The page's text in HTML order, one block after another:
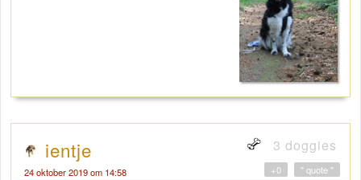
ientje 3 doggies
24 oktober 2019 om 14:58 " quote "
+0